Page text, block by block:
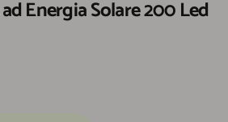
adEnergiaSolare200Led